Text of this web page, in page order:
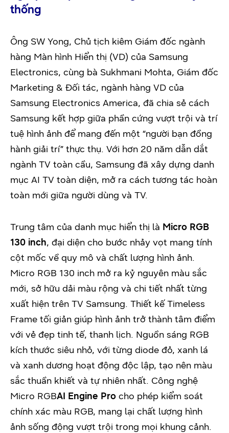
thống
Ông SW Yong, Chủ tịch kiêm Giám đốc ngành
hàng Màn hình Hiển thị (VD) của Samsung
Electronics, cùng bà Sukhmani Mohta, Giám đốc
Marketing & Đối tác, ngành hàng VD của
Samsung Electronics America, đã chia sẻ cách
Samsung kết hợp giữa phần cứng vượt trội và trí
tuệ hình ảnh để mang đến một “người bạn đồng
hành giải trí” thực thụ. Với hơn 20 năm dẫn dắt
ngành TV toàn cầu, Samsung đã xây dựng danh
mục AI TV toàn diện, mở ra cách tương tác hoàn
toàn mới giữa người dùng và TV.
Trung tâm của danh mục hiển thị là Micro RGB
130 inch, đại diện cho bước nhảy vọt mang tính
cột mốc về quy mô và chất lượng hình ảnh.
Micro RGB 130 inch mở ra kỷ nguyên màu sắc
mới, sở hữu dải màu rộng và chi tiết nhất từng
xuất hiện trên TV Samsung. Thiết kế Timeless
Frame tối giản giúp hình ảnh trở thành tâm điểm
với vẻ đẹp tinh tế, thanh lịch. Nguồn sáng RGB
kích thước siêu nhỏ, với từng diode đỏ, xanh lá
và xanh dương hoạt động độc lập, tạo nên màu
sắc thuần khiết và tự nhiên nhất. Công nghệ
Micro RGBAI Engine Pro cho phép kiểm soát
chính xác màu RGB, mang lại chất lượng hình
ảnh sống động vượt trội trong mọi khung cảnh.